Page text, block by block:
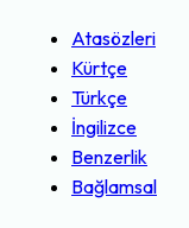
Atasözleri
Kürtçe
Türkçe
İngilizce
Benzerlik
Bağlamsal